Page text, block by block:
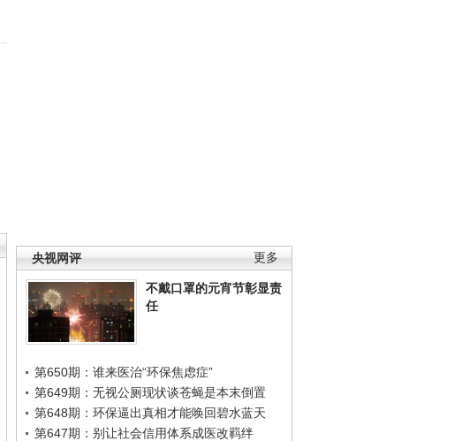
更多
央视网评
不戴口罩的元宵节彰显责
任
第650期：谁来医治“环保焦虑症”
第649期：无视公厕现状谈苍蝇是本末倒置
第648期：环保逼出真相才能唤回碧水蓝天
第647期：别让社会信用体系成医改羁绊